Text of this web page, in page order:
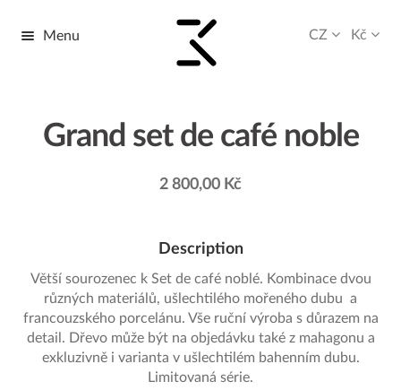
Přeskočit
Přejít
Menu CZ Kč
Grand set de café noble
2 800,00 Kč
Description
Větší sourozenec k Set de café noblé. Kombinace dvou
různých materiálů, ušlechtilého mořeného dubu a
francouzského porcelánu. Vše ruční výroba s důrazem na
detail. Dřevo může být na objedávku také z mahagonu a
exkluzivně i varianta v ušlechtilém bahenním dubu.
Limitovaná série.